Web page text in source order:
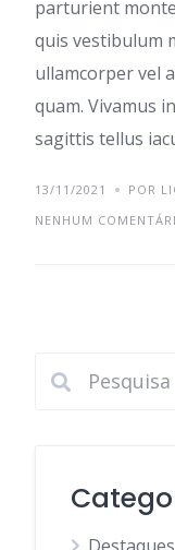
parturient
quis vestibulum
ullamcorper vel
quam. Vivamus
sagittis tellus
13/11/2021
POR
NENHUM